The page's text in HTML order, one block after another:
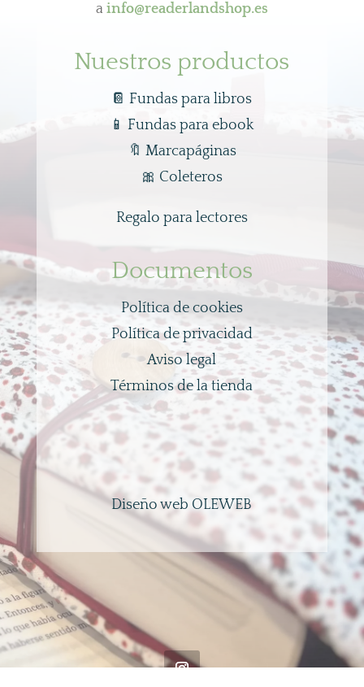
a info@readerlandshop.es
Nuestros productos
📔 Fundas para libros
📱Fundas para ebook
🔖 Marcapáginas
🎀 Coleteros
Regalo para lectores
Documentos
Política de cookies
Política de privacidad
Aviso legal
Términos de la tienda
Diseño web OLEWEB